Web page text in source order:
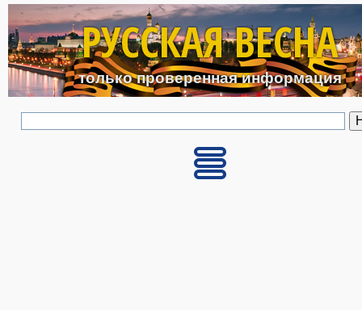
Перейти к основному
РУССКАЯ ВЕСНА
только проверенная информация